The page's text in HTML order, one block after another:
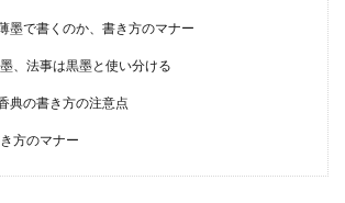
報を聞いた場合、元上司という間柄なためいくら
香典を包むべ...
墨で書くのか、書き方のマナー
、法事は黒墨と使い分ける
典の書き方の注意点
方のマナー